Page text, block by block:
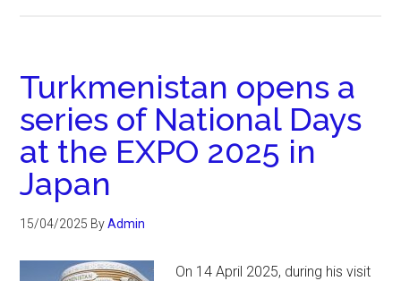
Turkmenistan opens a
series of National Days
at the EXPO 2025 in
Japan
15/04/2025 ByAdmin
On 14 April 2025, during his visit